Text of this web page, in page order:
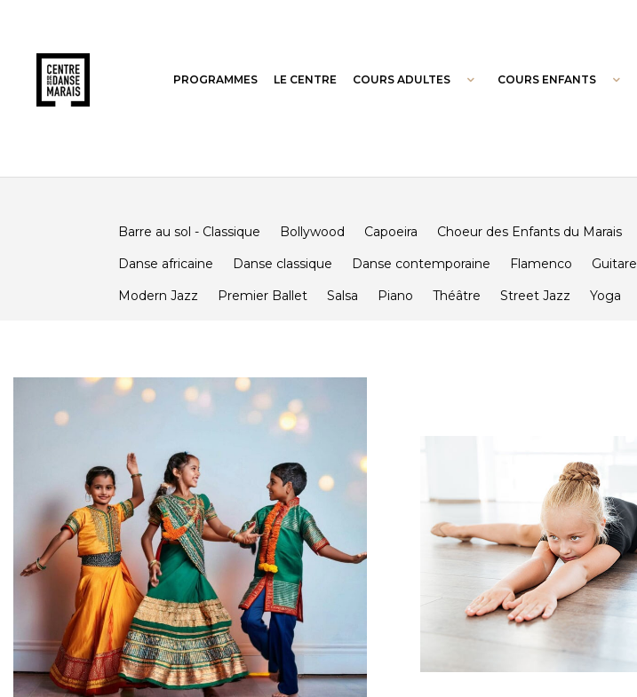
PROGRAMMES LE CENTRE COURS ADULTES COURS ENFANTS
Barre au sol - Classique Bollywood Capoeira Choeur des Enfants du Marais
Danse africaine
Danse classique Danse contemporaine Flamenco Guitare
Modern Jazz
Premier Ballet Salsa Piano Théâtre Street Jazz Yoga